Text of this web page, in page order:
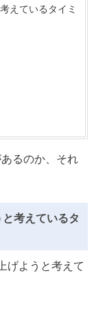
えているタイミ
るのか、それ
考えているタ
げようと考えて